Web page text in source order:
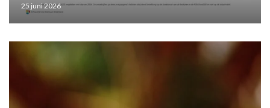
25 juni 2026